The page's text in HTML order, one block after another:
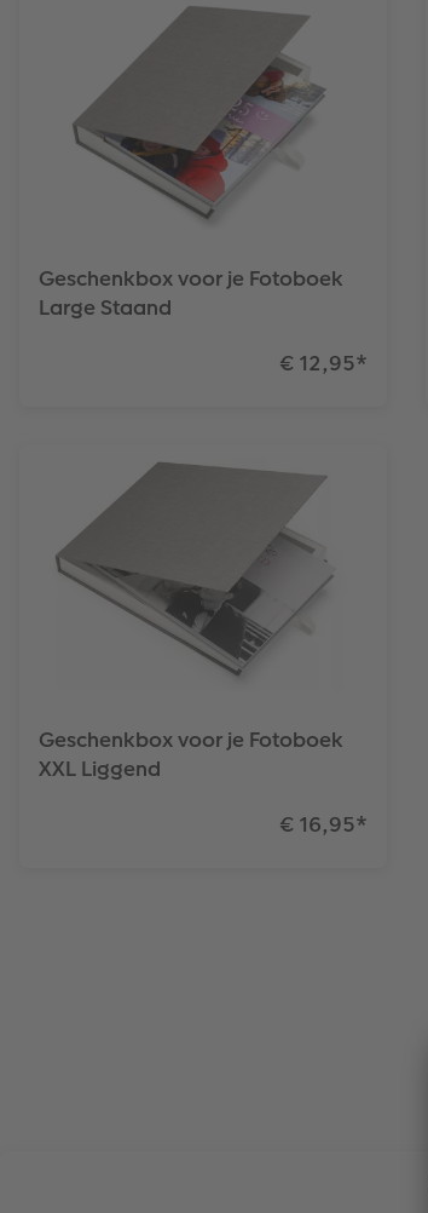
Geschenkbox voor je Fotoboek
Large Staand
€ 12,95*
Geschenkbox voor je Fotoboek
XXL Liggend
€ 16,95*